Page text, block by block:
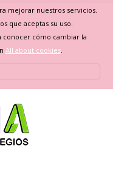
mejorar nuestros servicios.
que aceptas su uso.
cómo cambiar la
All about cookies.